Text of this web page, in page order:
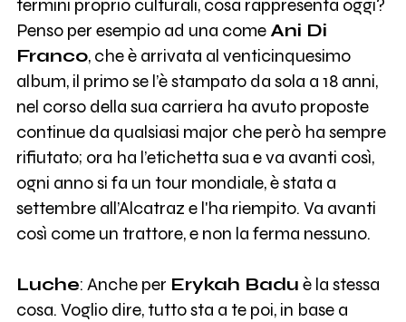
termini proprio culturali, cosa rappresenta oggi?
Penso per esempio ad una come Ani Di
Franco, che è arrivata al venticinquesimo
album, il primo se l’è stampato da sola a 18 anni,
nel corso della sua carriera ha avuto proposte
continue da qualsiasi major che però ha sempre
rifiutato; ora ha l’etichetta sua e va avanti così,
ogni anno si fa un tour mondiale, è stata a
settembre all’Alcatraz e l'ha riempito. Va avanti
così come un trattore, e non la ferma nessuno.
Luche: Anche per Erykah Badu è la stessa
cosa. Voglio dire, tutto sta a te poi, in base a